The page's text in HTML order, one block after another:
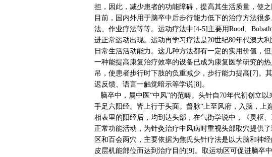
担，因此，减少患者的功能障碍，提高其生活质量，使
目前，国内外用于脑卒中后步行能力低下的治疗方法很
法、作业疗法等等。运动疗法中[4-5]主要用Rood、
进正常运动出现。运动再学习疗法是20世纪80年代澳大
日常生活活动能力。这几种方法都有一定的实用价值，
一种能提高康复治疗效率的设备已成为康复医学研究的
吊，使患者步行时下肢的负重减少，步行能力提高[7]。
迟反馈、语言一触觉暗示等学说[8]。
脑卒中，属中医“中风”的范畴。头针自70年代初创立
手足六阳经。皆上行于头面。督脉“上至风府，入脑，上
相表里的阳经后，均到达头部，在气街学说中，《灵枢
正常功能活动，为针灸治疗中风病时重视头部取穴提供
区和百会两穴，主要依据为焦氏头针疗法是以大脑和神
皮层机能部位而达到治疗目的[9]。取运动区可促进脑卒